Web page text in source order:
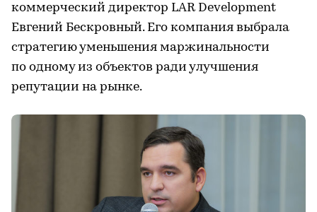
коммерческий директор LAR Development
Евгений Бескровный. Его компания выбрала
стратегию уменьшения маржинальности
по одному из объектов ради улучшения
репутации на рынке.